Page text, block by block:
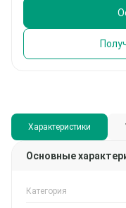
Характеристики
Основные
Категория